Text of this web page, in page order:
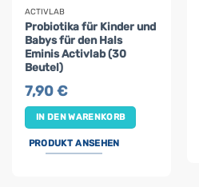
ACTIVLAB
Probiotika für Kinder und
Babys für den Hals
Eminis Activlab (30
Beutel)
7,90€
IN DEN WARENKORB
PRODUKT ANSEHEN